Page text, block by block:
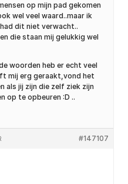
op mijn pad gekomen
wel veel waard..maar ik
dit niet verwacht..
die staan mij gelukkig wel
woorden heb er echt veel
mij erg geraakt,vond het
als jij zijn die zelf ziek zijn
op te opbeuren :D ..
#147107